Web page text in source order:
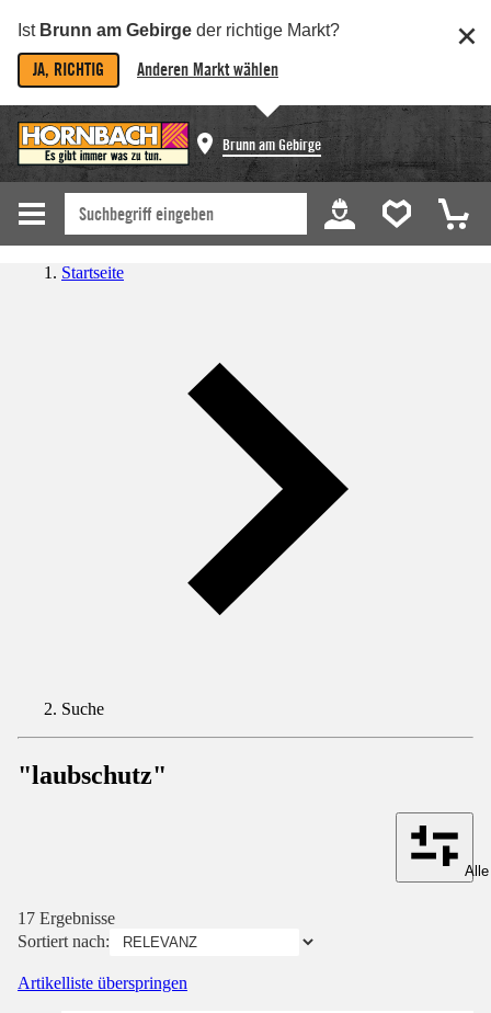
Ist Brunn am Gebirge der richtige Markt?
JA, RICHTIG Anderen Markt wählen
Brunn am Gebirge
Startseite
Suche
"laubschutz"
17 Ergebnisse
Sortiert nach:
Artikelliste überspringen